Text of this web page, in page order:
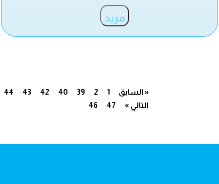
مزيد
« السابق 1
2
39
40
42
43
44
46
47 التالي »